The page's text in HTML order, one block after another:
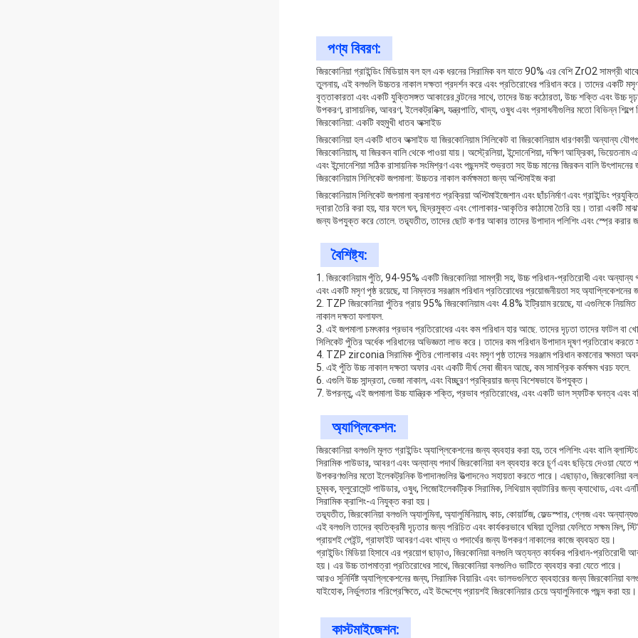
পণ্য বিবরণ:
জিরকোনিয়া গ্রাইন্ডিং মিডিয়াম বল হল এক ধরনের সিরামিক বল যাতে 90% এর বেশি ZrO2 সামগ্রী
তুলনায়, এই বলগুলি উচ্চতর নাকাল দক্ষতা প্রদর্শন করে এবং প্রতিরোধের পরিধান করে। তাদের একটি
বৃত্তাকারতা এবং একটি যুক্তিসঙ্গত আকারের বন্টনের সাথে, তাদের উচ্চ কঠোরতা, উচ্চ শক্তি এবং উচ্চ
উপকরণ, রাসায়নিক, আবরণ, ইলেকট্রনিক্স, যন্ত্রপাতি, খাদ্য, ওষুধ এবং প্রসাধনীগুলির মতো বিভিন্ন
জিরকোনিয়া: একটি বহুমুখী ধাতব অক্সাইড
জিরকোনিয়া হল একটি ধাতব অক্সাইড যা জিরকোনিয়াম সিলিকেট বা জিরকোনিয়াম ধারণকারী অন্যান্য
জিরকোনিয়াম, যা জিরকন বালি থেকে পাওয়া যায়। অস্ট্রেলিয়া, ইন্দোনেশিয়া, দক্ষিণ আফ্রিকা,
এবং ইন্দোনেশিয়া সঠিক রাসায়নিক সংমিশ্রণ এবং পছন্দসই শুভ্রতা সহ উচ্চ মানের জিরকন বালি
জিরকোনিয়াম সিলিকেট জপমালা: উচ্চতর নাকাল কর্মক্ষমতা জন্য অপ্টিমাইজ করা
জিরকোনিয়াম সিলিকেট জপমালা ক্রমাগত প্রক্রিয়া অপ্টিমাইজেশান এবং ছাঁচনির্মাণ এবং গ্রাইন্ডিং
দ্বারা তৈরি করা হয়, যার ফলে ঘন, ছিদ্রমুক্ত এবং গোলাকার-আকৃতির কাঠামো তৈরি হয়। তারা একটি
জন্য উপযুক্ত করে তোলে. তদ্ব্যতীত, তাদের ছোট কণার আকার তাদের উপাদান পলিশিং এবং স্প্রে
বৈশিষ্ট্য:
1. জিরকোনিয়াম পুঁতি, 94-95% একটি জিরকোনিয়া সামগ্রী সহ, উচ্চ পরিধান-প্রতিরোধী এবং অন্যান্য
এবং একটি মসৃণ পৃষ্ঠ রয়েছে, যা নিম্নতর সরঞ্জাম পরিধান প্রতিরোধের প্রয়োজনীয়তা সহ
2. TZP জিরকোনিয়া পুঁতির প্রায় 95% জিরকোনিয়াম এবং 4.8% ইট্রিয়াম রয়েছে, যা এগুলিকে
নাকাল দক্ষতা ফলাফল.
3. এই জপমালা চমৎকার প্রভাব প্রতিরোধের এবং কম পরিধান হার আছে. তাদের দৃঢ়তা তাদের ফাটল বা
সিলিকেট পুঁতির অর্ধেক পরিধানের অভিজ্ঞতা লাভ করে। তাদের কম পরিধান উপাদান দূষণ প্রতিরোধ করতে
4. TZP zirconia সিরামিক পুঁতির গোলাকার এবং মসৃণ পৃষ্ঠ তাদের সরঞ্জাম পরিধান কমানোর ক্ষমতা
5. এই পুঁতি উচ্চ নাকাল দক্ষতা অফার এবং একটি দীর্ঘ সেবা জীবন আছে, কম সামগ্রিক কর্মক্ষম খরচ ফলে.
6. এগুলি উচ্চ সান্দ্রতা, ভেজা নাকাল, এবং বিচ্ছুরণ প্রক্রিয়ার জন্য বিশেষভাবে উপযুক্ত।
7. উপরন্তু, এই জপমালা উচ্চ যান্ত্রিক শক্তি, প্রভাব প্রতিরোধের, এবং একটি ভাল স্ফটিক ঘনত্ব এবং
অ্যাপ্লিকেশন:
জিরকোনিয়া বলগুলি মূলত গ্রাইন্ডিং অ্যাপ্লিকেশনের জন্য ব্যবহার করা হয়, তবে পলিশিং এবং বালি
সিরামিক পাউডার, আবরণ এবং অন্যান্য পদার্থ জিরকোনিয়া বল ব্যবহার করে চূর্ণ এবং ছড়িয়ে দেওয়া যেতে
উপকরণগুলির মতো ইলেকট্রনিক উপাদানগুলির উত্পাদনেও সহায়তা করতে পারে। এছাড়াও, জিরকোনিয়া
চুম্বক, ফ্লুরোসেন্ট পাউডার, ওষুধ, পিজোইলেকট্রিক সিরামিক, লিথিয়াম ব্যাটারির জন্য ক্যাথোড, এবং
সিরামিক ক্রাশিং-এ নিযুক্ত করা হয়।
তদ্ব্যতীত, জিরকোনিয়া বলগুলি অ্যালুমিনা, অ্যালুমিনিয়াম, কাচ, কোয়ার্টজ, ফেল্ডস্পার, গ্লেজ এবং
এই বলগুলি তাদের ব্যতিক্রমী দৃঢ়তার জন্য পরিচিত এবং কার্যকরভাবে ঘষিয়া তুলিয়া ফেলিতে সক্ষম মিল,
প্রায়শই পেইন্ট, গ্রাফাইট আবরণ এবং খাদ্য ও পদার্থের জন্য উপকরণ নাকালের কাজে ব্যবহৃত হয়।
গ্রাইন্ডিং মিডিয়া হিসাবে এর প্রয়োগ ছাড়াও, জিরকোনিয়া বলগুলি অত্যন্ত কার্যকর পরিধান-প্রতিরোধী
হয়। এর উচ্চ তাপমাত্রা প্রতিরোধের সাথে, জিরকোনিয়া বলগুলিও ভাটিতে ব্যবহার করা যেতে পারে।
আরও সুনির্দিষ্ট অ্যাপ্লিকেশনের জন্য, সিরামিক বিয়ারিং এবং ভালভগুলিতে ব্যবহারের জন্য জিরকোনিয়া
যাইহোক, নির্ভুলতার পরিপ্রেক্ষিতে, এই উদ্দেশ্যে প্রায়শই জিরকোনিয়ার চেয়ে অ্যালুমিনাকে পছন্দ করা হয়।
কাস্টমাইজেশন: